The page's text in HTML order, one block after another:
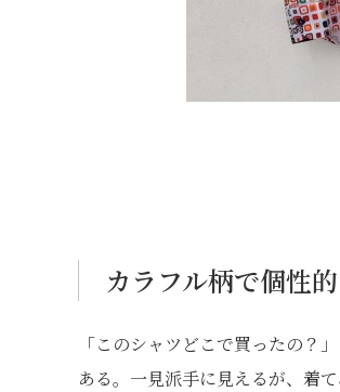
カラフル柄で個性
「このシャツどこで買ったの？
ある。一見派手に見えるが、着